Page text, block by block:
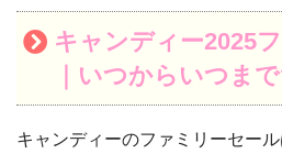
キャンディー2025
｜いつからいつま
キャンディーのファミリーセール